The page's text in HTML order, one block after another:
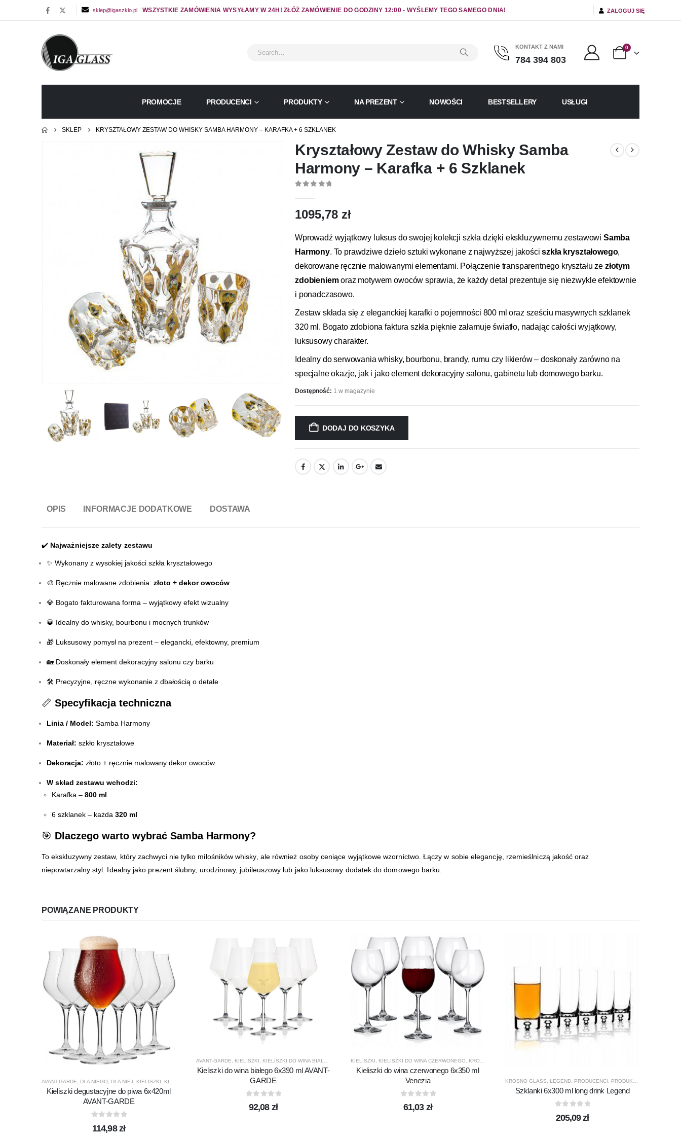
sklep@igaszklo.pl WSZYSTKIE ZAMÓWIENIA WYSYŁAMY W 24H! ZŁÓŻ ZAMÓWIENIE DO GODZINY 12:00 - WYŚLEMY TEGO SAMEGO DNIA! ZALOGUJ SIĘ
KONTAKT Z NAMI
784 394 803
0
PROMOCJE PRODUCENCI PRODUKTY NA PREZENT NOWOŚCI BESTSELLERY USŁUGI
SKLEP KRYSZTAŁOWY ZESTAW DO WHISKY SAMBA HARMONY – KARAFKA + 6 SZKLANEK
Kryształowy Zestaw do Whisky Samba
Harmony – Karafka + 6 Szklanek
1095,78 zł
Wprowadź wyjątkowy luksus do swojej kolekcji szkła dzięki ekskluzywnemu zestawowi Samba
Harmony. To prawdziwe dzieło sztuki wykonane z najwyższej jakościszkła kryształowego,
dekorowane ręcznie malowanymi elementami. Połączenie transparentnego kryształu ze złotym
zdobieniemoraz motywem owoców sprawia, że każdy detal prezentuje się niezwykle efektownie
i ponadczasowo.
Zestaw składa się z eleganckiej karafki o pojemności 800 ml oraz sześciu masywnych szklanek
320 ml. Bogato zdobiona faktura szkła pięknie załamuje światło, nadając całości wyjątkowy,
luksusowy charakter.
Idealny do serwowania whisky, bourbonu, brandy, rumu czy likierów – doskonały zarówno na
specjalne okazje, jak i jako element dekoracyjny salonu, gabinetu lub domowego barku.
Dostępność: 1 w magazynie
DODAJ DO KOSZYKA
OPIS INFORMACJE DODATKOWE DOSTAWA
✔️ Najważniejsze zalety zestawu
✨ Wykonany z wysokiej jakości szkła kryształowego
🎨 Ręcznie malowane zdobienia: złoto + dekor owoców
💎 Bogato fakturowana forma – wyjątkowy efekt wizualny
🥃 Idealny do whisky, bourbonu i mocnych trunków
🎁 Luksusowy pomysł na prezent – elegancki, efektowny, premium
🏡 Doskonały element dekoracyjny salonu czy barku
🛠️ Precyzyjne, ręczne wykonanie z dbałością o detale
📏 Specyfikacja techniczna
Linia / Model: Samba Harmony
Materiał: szkło kryształowe
Dekoracja: złoto + ręcznie malowany dekor owoców
W skład zestawu wchodzi:
Karafka – 800 ml
6 szklanek – każda 320 ml
🎯 Dlaczego warto wybrać Samba Harmony?
To ekskluzywny zestaw, który zachwyci nie tylko miłośników whisky, ale również osoby ceniące wyjątkowe wzornictwo. Łączy w sobie elegancję, rzemieślniczą jakość oraz
niepowtarzalny styl. Idealny jako prezent ślubny, urodzinowy, jubileuszowy lub jako luksusowy dodatek do domowego barku.
POWIĄZANE PRODUKTY
AVANT-GARDE, DLA NIEGO, DLA NIEJ, KIELISZKI, KIELISZKI DO PIWA KROSNO GLASS,PREZENTY
Kieliszki degustacyjne do piwa 6x420ml
AVANT-GARDE
114,98zł
AVANT-GARDE KIELISZKI KIELISZKI DO WINA BIAŁEGO KROSNO GLASS,PRODUCENCI,PRODUKTY
Kieliszki do wina białego 6x390 ml AVANT-
GARDE
92,08 zł
KIELISZKI KIELISZKI DO WINA CZERWONEGO KROSNO GLASS
Kieliszki do wina czerwonego 6x350 ml
Venezia
61,03 zł
KROSNO GLASS LEGEND PRODUCENCI PRODUKTY
Szklanki 6x300 ml long drink Legend
205,09zł